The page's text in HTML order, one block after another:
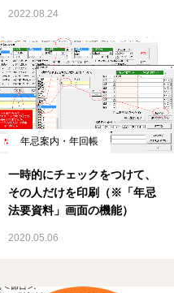
2022.08.24
年忌案内・年回帳
一時的にチェックをつけて、
その人だけを印刷（※「年忌
法要資料」画面の機能）
2020.05.06